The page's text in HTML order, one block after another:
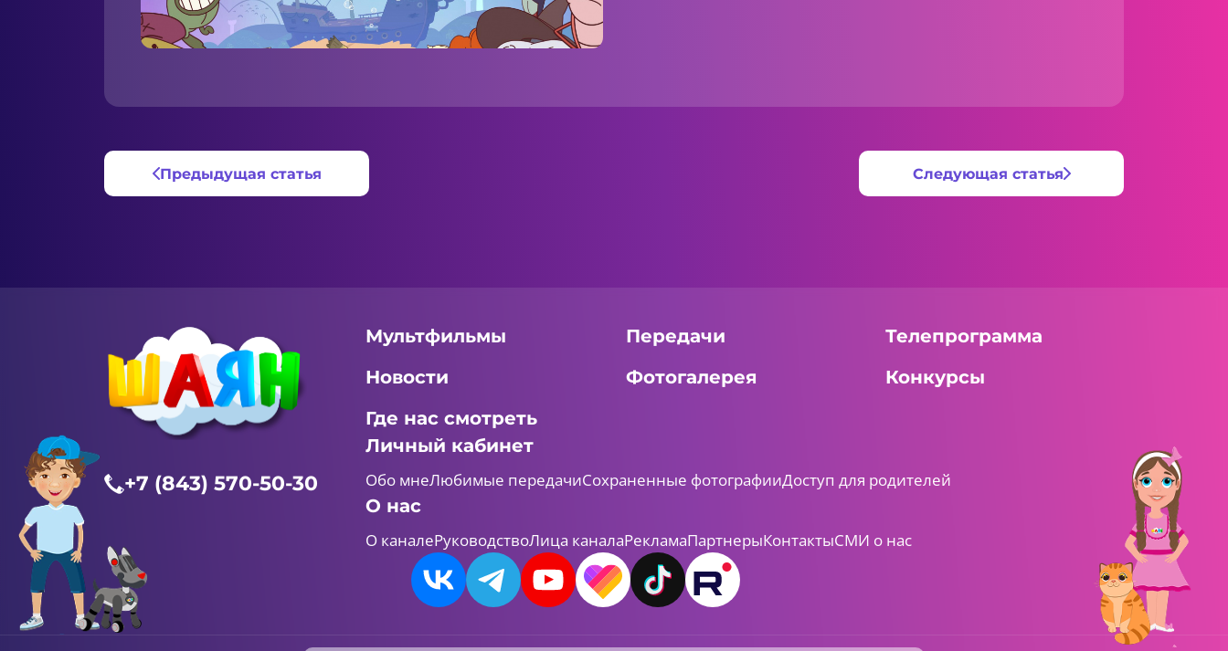
Предыдущая статья Следующая статья
+7 (843) 570-50-30
Мультфильмы Передачи
Телепрограмма
Новости
Фотогалерея
Конкурсы
Где нас смотреть
Личный кабинет
Обо мнеЛюбимые передачиСохраненные фотографииДоступ для родителей
О нас
О каналеРуководствоЛица каналаРекламаПартнерыКонтактыСМИ о нас